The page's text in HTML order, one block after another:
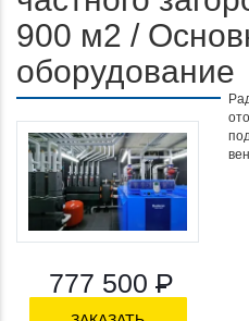
900 м2 /
оборудование
777 500 Р